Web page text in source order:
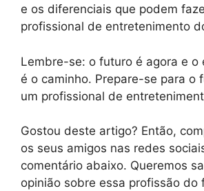
e os diferenciais que podem
profissional de entretenimento
Lembre-se: o futuro é agora e o
é o caminho. Prepare-se para o
um profissional de
Gostou deste artigo? Então,
os seus amigos nas redes
comentário abaixo. Queremos
opinião sobre essa profissão do